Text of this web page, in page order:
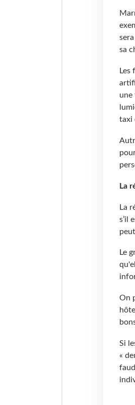
sa
Les
une
taxi
La
La
s’il
Le
On
Si
«